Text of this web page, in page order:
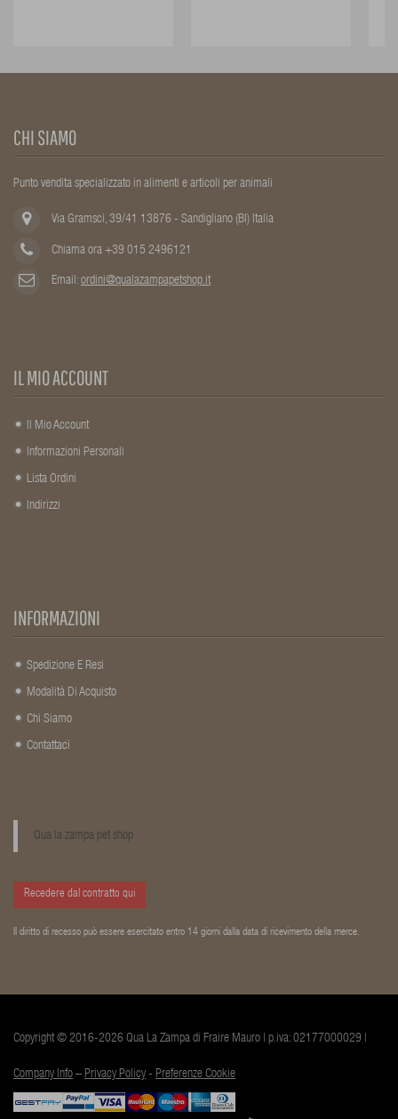
CHI SIAMO
Punto vendita specializzato in alimenti e articoli per animali
Via Gramsci, 39/41 13876 - Sandigliano (BI) Italia
Chiama ora +39 015 2496121
Email: ordini@qualazampapetshop.it
IL MIO ACCOUNT
Il Mio Account
Informazioni Personali
Lista Ordini
Indirizzi
INFORMAZIONI
Spedizione E Resi
Modalità Di Acquisto
Chi Siamo
Contattaci
Qua la zampa pet shop
Recedere dal contratto qui
Il diritto di recesso può essere esercitato entro 14 giorni dalla data di ricevimento della merce.
Copyright © 2016-2026 Qua La Zampa di Fraire Mauro | p.iva: 02177000029 |
Company Info – Privacy Policy - Preferenze Cookie